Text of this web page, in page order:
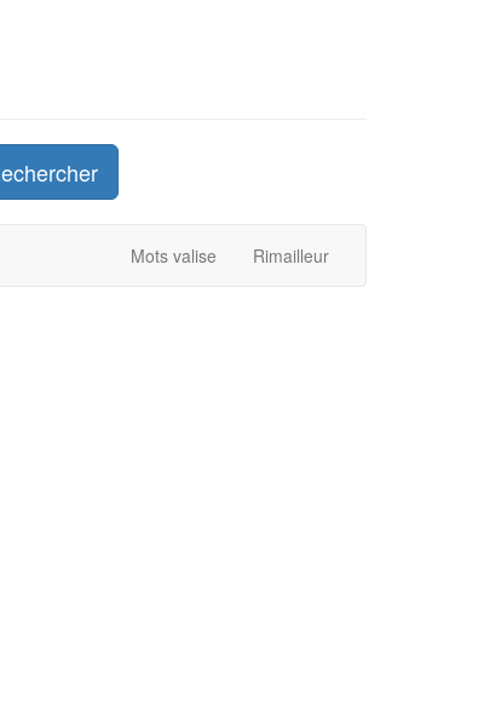
Mots valise Rimailleur